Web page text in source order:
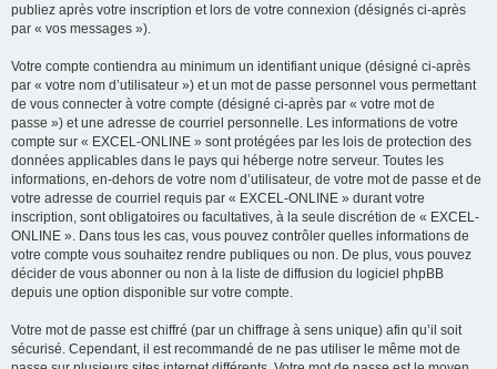
publiez après votre inscription et lors de votre connexion (désignés ci-après
par « vos messages »).
Votre compte contiendra au minimum un identifiant unique (désigné ci-après
par « votre nom d’utilisateur ») et un mot de passe personnel vous permettant
de vous connecter à votre compte (désigné ci-après par « votre mot de
passe ») et une adresse de courriel personnelle. Les informations de votre
compte sur « EXCEL-ONLINE » sont protégées par les lois de protection des
données applicables dans le pays qui héberge notre serveur. Toutes les
informations, en-dehors de votre nom d’utilisateur, de votre mot de passe et de
votre adresse de courriel requis par « EXCEL-ONLINE » durant votre
inscription, sont obligatoires ou facultatives, à la seule discrétion de « EXCEL-
ONLINE ». Dans tous les cas, vous pouvez contrôler quelles informations de
votre compte vous souhaitez rendre publiques ou non. De plus, vous pouvez
décider de vous abonner ou non à la liste de diffusion du logiciel phpBB
depuis une option disponible sur votre compte.
Votre mot de passe est chiffré (par un chiffrage à sens unique) afin qu’il soit
sécurisé. Cependant, il est recommandé de ne pas utiliser le même mot de